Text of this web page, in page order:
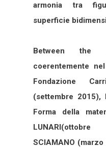
armonia tra
superficie
Between the
coerentemente
Fondazione
(settembre 2015),
Forma della
SCIAMANO